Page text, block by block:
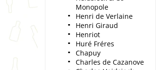
Monopole
Henri de Verlaine
Henri Giraud
Henriot
Huré Fréres
Chapuy
Charles de Cazanove